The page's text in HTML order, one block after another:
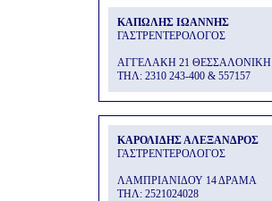
ΚΑΠΩΛΗΣ ΙΩΑΝΝΗΣ
ΓΑΣΤΡΕΝΤΕΡΟΛΟΓΟΣ
ΑΓΓΕΛΑΚΗ 21 ΘΕΣΣΑΛΟΝΙΚΗ
THΛ: 2310 243-400 & 557157
ΚΑΡΟΛΙΔΗΣ ΑΛΕΞΑΝΔΡΟΣ
ΓΑΣΤΡΕΝΤΕΡΟΛΟΓΟΣ
ΛΑΜΠΡΙΑΝΙΔΟΥ 14 ΔΡΑΜΑ
THΛ: 2521024028